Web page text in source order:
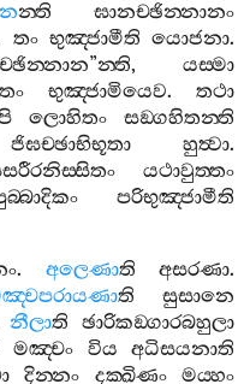
න‍්ති
ඝානච‍්ඡින‍්නානං
තං භුඤ‍්ජාමීති යොජනා.
”න‍්ති, යස‍්මා
භුඤ‍්ජාමියෙව. තථා
ලොහිතං
සඞ‍්ගහිතන‍්ති
ජිඝච‍්ඡාභිභූතා හුත්‍වා.
යථාවුත‍්තං
පරිභුඤ‍්ජාමීති
. අලෙණාති අසරණා.
ති
සුසානෙ
නීලාති
ඡාරිකඞ‍්ගාරබහුලා
මඤ‍්චං විය
අධිසයනාති
දින‍්නං දක‍්ඛිණං මය‍්හං